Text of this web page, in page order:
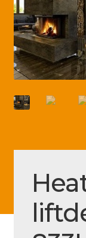
Betaling voltooid
Blog
Contact
FAQ
Klantenservice
Betaalmethode